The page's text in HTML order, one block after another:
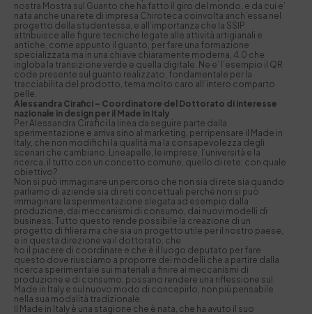
nostra Mostra sul Guanto che ha fatto il giro del mondo, e da cui e’
nata anche una rete di impresa Chiroteca coinvolta anch’essa nel
progetto della studentessa, e all’importanza che la SSIP
attribuisce alle figure tecniche legate alle attività artigianali e
antiche, come appunto il guanto, per fare una formazione
specializzata ma in una chiave chiaramente moderna, 4.0 che
ingloba la transizione verde e quella digitale. Ne e’ l’esempio il QR
code presente sul guanto realizzato, fondamentale per la
tracciabilita del prodotto, tema molto caro all’intero comparto
pelle.
Alessandra Cirafici – Coordinatore del Dottorato di interesse
nazionale in design per il Made in Italy
Per Alessandra Cirafici la linea da seguire parte dalla
sperimentazione e arriva sino al marketing, per ripensare il Made in
Italy, che non modifichi la qualità ma la consapevolezza degli
scenari che cambiano. Lineapelle, le imprese, l’università e la
ricerca, il tutto con un concetto comune, quello di rete: con quale
obiettivo?
Non si può immaginare un percorso che non sia di rete sia quando
parliamo di aziende sia di reti concettuali perché non si può
immaginare la sperimentazione slegata ad esempio dalla
produzione, dai meccanismi di consumo, dai nuovi modelli di
business. Tutto questo rende possibile la creazione di un
progetto di filiera ma che sia un progetto utile per il nostro paese,
e in questa direzione va il dottorato, che
ho il piacere di coordinare e che è il luogo deputato per fare
questo dove riusciamo a proporre dei modelli che a partire dalla
ricerca sperimentale sui materiali a finire ai meccanismi di
produzione e di consumo, possano rendere una riflessione sul
Made in Italy e sul nuovo modo di concepirlo, non più pensabile
nella sua modalità tradizionale.
Il Made in Italy è una stagione che è nata, che ha avuto il suo